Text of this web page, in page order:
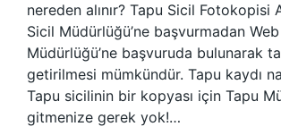
nereden alınır? Tapu Sicil Fotokopisi
Sicil Müdürlüğü’ne başvurmadan
Müdürlüğü’ne başvuruda bulunarak
getirilmesi mümkündür. Tapu kaydı
Tapu sicilinin bir kopyası için Tapu
gitmenize gerek yok!…